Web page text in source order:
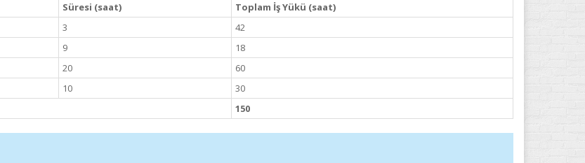
Süresi (saat)
Toplam İş Yükü (saat)
3
42
9
18
20
60
10
30
150